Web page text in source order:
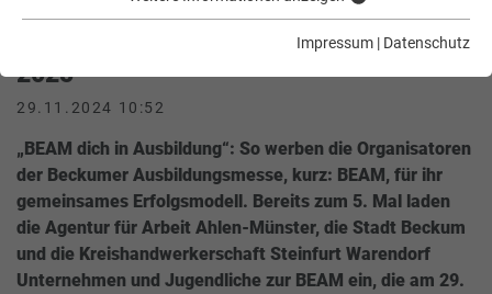
Impressum | Datenschutz
Aussteller-Anmeldestart für die BEAM
2025
29.11.2024 10:52
„BEAM dich in Ausbildung“: So werben die Organisatoren
der Beckumer Ausbildungsmesse, kurz: BEAM, für ihr
gemeinsames Erfolgsmodell. Bereits zum 5. Mal laden
die Agentur für Arbeit Ahlen-Münster, die Stadt Beckum
und die Kreishandwerkerschaft Steinfurt Warendorf
Unternehmen und Jugendliche zur BEAM ein, die am 29.